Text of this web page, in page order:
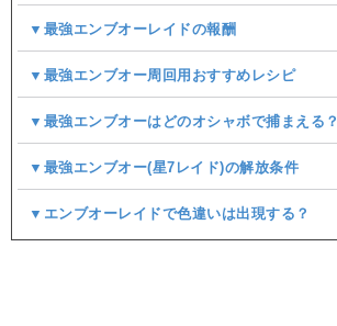
▼最強エンブオーレイドの報酬
▼最強エンブオー周回用おすすめレシピ
▼最強エンブオーはどのオシャボで捕まえる？
▼最強エンブオー(星7レイド)の解放条件
▼エンブオーレイドで色違いは出現する？